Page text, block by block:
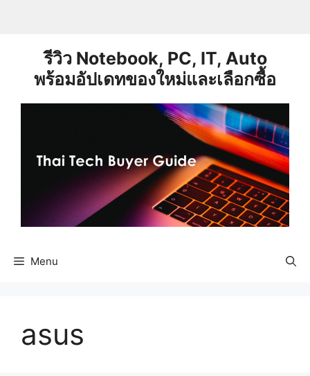
รีวิว Notebook, PC, IT, Auto
พร้อมอัปเดทของใหม่และเลือกซื้อ
Menu
asus